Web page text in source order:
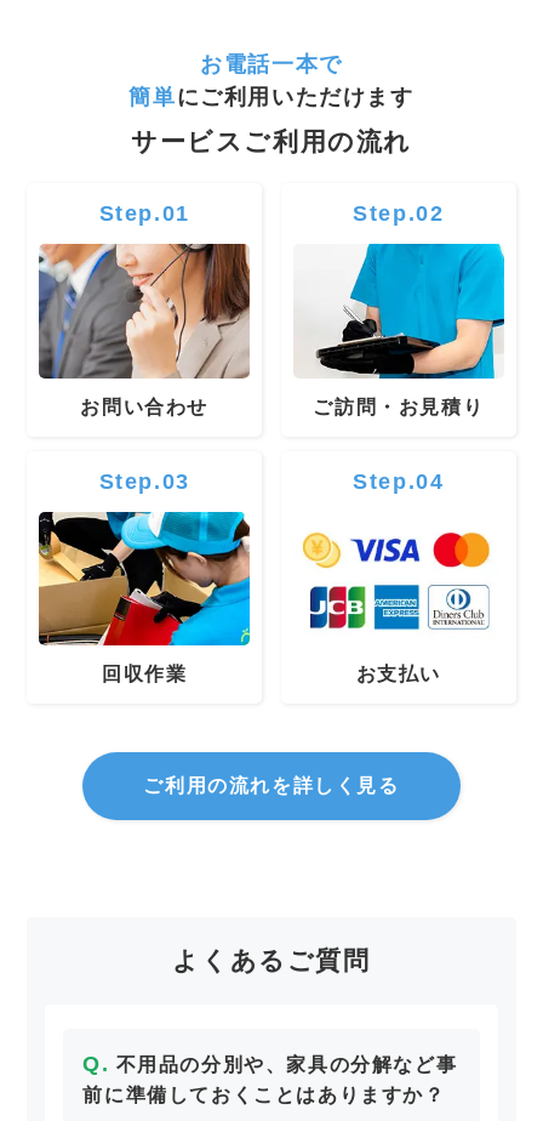
お電話一本で
簡単にご利用いただけます
サービスご利用の流れ
Step.01
お問い合わせ
Step.02
ご訪問・お見積り
Step.03
回収作業
Step.04
お支払い
ご利用の流れを詳しく見る
よくあるご質問
不用品の分別や、家具の分解など事
前に準備しておくことはありますか？